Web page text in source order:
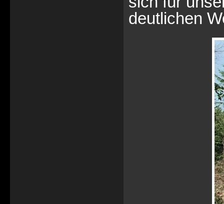
deutlichen